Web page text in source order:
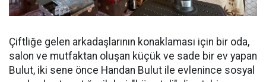
Çiftliğe gelen arkadaşlarının konaklaması için bir oda,
salon ve mutfaktan oluşan küçük ve sade bir ev yapan
Bulut, iki sene önce Handan Bulut ile evlenince sosyal